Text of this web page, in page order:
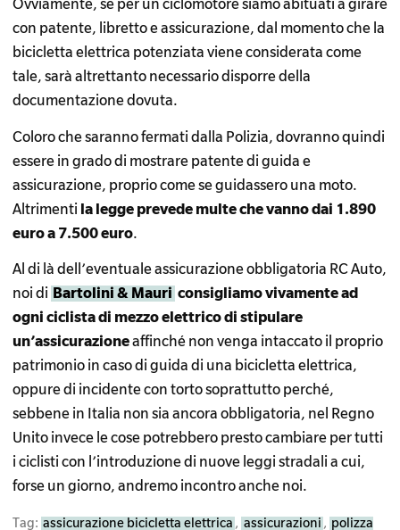
Ovviamente, se per un ciclomotore siamo abituati a girare
con patente, libretto e assicurazione, dal momento che la
bicicletta elettrica potenziata viene considerata come
tale, sarà altrettanto necessario disporre della
documentazione dovuta.
Coloro che saranno fermati dalla Polizia, dovranno quindi
essere in grado di mostrare patente di guida e
assicurazione, proprio come se guidassero una moto.
Altrimenti la legge prevede multe che vanno dai 1.890
euro a 7.500 euro.
Al di là dell’eventuale assicurazione obbligatoria RC Auto,
noi di Bartolini & Mauri consigliamo vivamente ad
ogni ciclista di mezzo elettrico di stipulare
un’assicurazioneaffinché non venga intaccato il proprio
patrimonio in caso di guida di una bicicletta elettrica,
oppure di incidente con torto soprattutto perché,
sebbene in Italia non sia ancora obbligatoria, nel Regno
Unito invece le cose potrebbero presto cambiare per tutti
i ciclisti con l’introduzione di nuove leggi stradali a cui,
forse un giorno, andremo incontro anche noi.
Tag: assicurazione bicicletta elettrica , assicurazioni , polizza